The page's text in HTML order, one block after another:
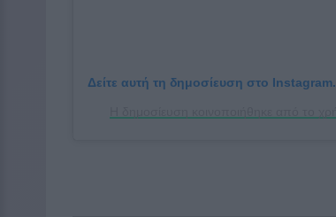
Δείτε αυτή τη δημοσίευση στο Instagram.